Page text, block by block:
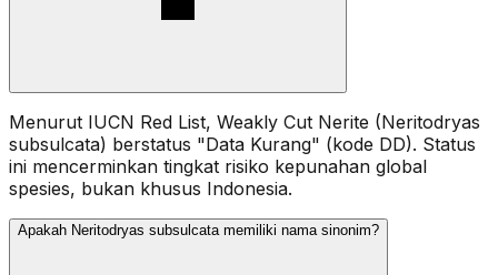
Menurut IUCN Red List, Weakly Cut Nerite (Neritodryas
subsulcata) berstatus "Data Kurang" (kode DD). Status
ini mencerminkan tingkat risiko kepunahan global
spesies, bukan khusus Indonesia.
Apakah Neritodryas subsulcata memiliki nama sinonim?